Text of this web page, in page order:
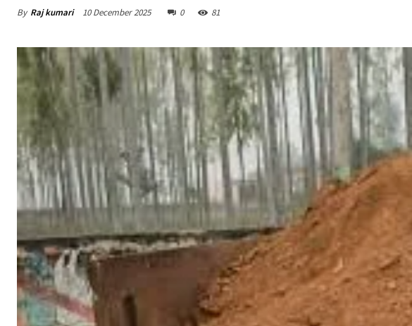
By Raj kumari 10 December 2025 0 81